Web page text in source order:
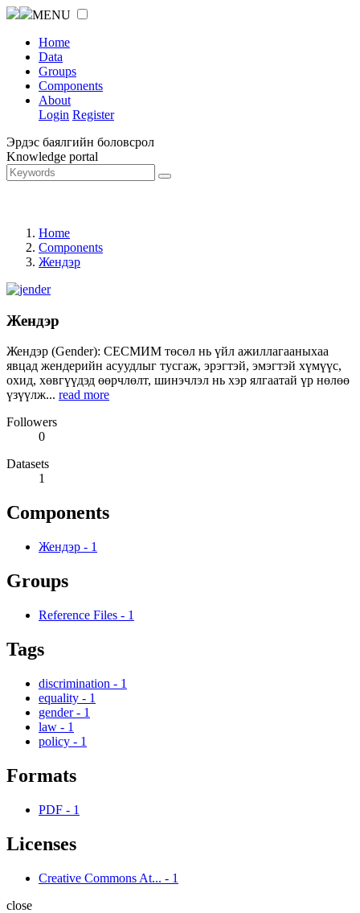
MENU
Home
Data
Groups
Components
About
Login Register
Эрдэс баялгийн боловсрол
Knowledge portal
Home
Components
Жендэр
Жендэр
Жендэр (Gender): СЕСМИМ төсөл нь үйл ажиллагааныхаа
явцад жендерийн асуудлыг тусгаж, эрэгтэй, эмэгтэй хүмүүс,
охид, хөвгүүдэд өөрчлөлт, шинэчлэл нь хэр ялгаатай үр нөлөө
үзүүлж... read more
Followers
0
Datasets
1
Components
Жендэр - 1
Groups
Reference Files - 1
Tags
discrimination - 1
equality - 1
gender - 1
law - 1
policy - 1
Formats
PDF - 1
Licenses
Creative Commons At... - 1
close